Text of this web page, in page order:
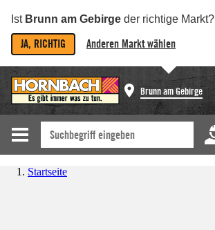
Ist Brunn am Gebirge der richtige Markt?
JA, RICHTIG Anderen Markt wählen
Brunn am Gebirge
Startseite